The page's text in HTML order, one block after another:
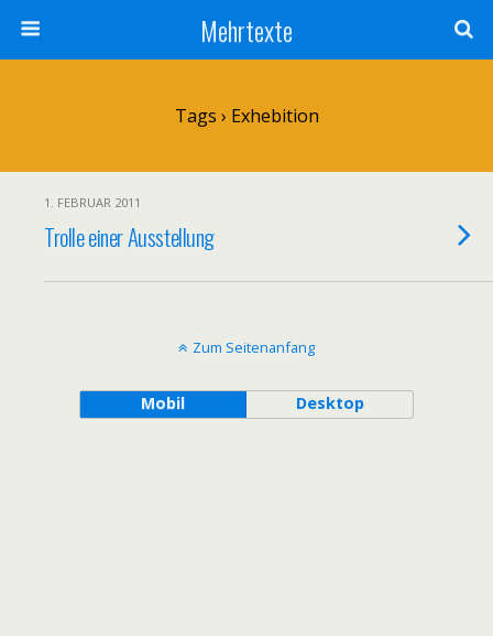
Mehrtexte
Tags › Exhebition
1. FEBRUAR 2011
Trolle einer Ausstellung
Zum Seitenanfang
Mobil Desktop